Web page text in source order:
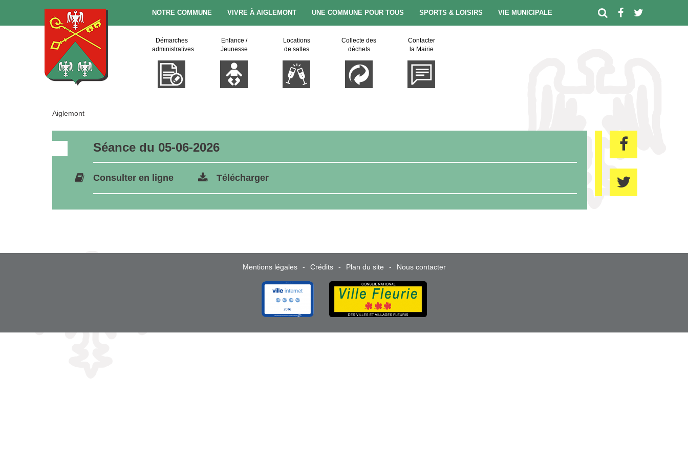
NOTRE COMMUNE VIVRE À AIGLEMONT UNE COMMUNE POUR TOUS SPORTS & LOISIRS VIE MUNICIPALE
Démarches
administratives
Enfance /
Jeunesse
Locations
de salles
Collecte des
déchets
Contacter
la Mairie
Aiglemont
Séance du 05-06-2026
Consulter en ligne Télécharger
Mentions légales Crédits Plan du site Nous contacter